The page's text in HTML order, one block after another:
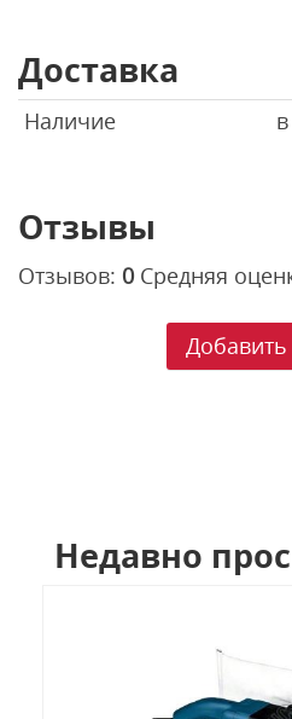
Доставка
Наличие
Отзывы
Отзывов: 0 Средняя
Недавно